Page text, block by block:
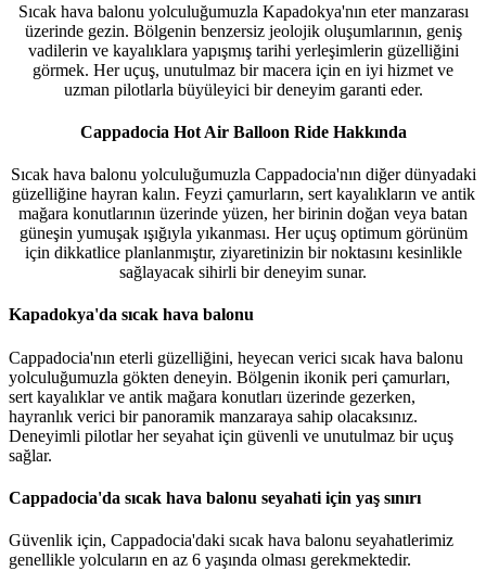
Sıcak hava balonu yolculuğumuzla Kapadokya'nın eter manzarası
üzerinde gezin. Bölgenin benzersiz jeolojik oluşumlarının, geniş
vadilerin ve kayalıklara yapışmış tarihi yerleşimlerin güzelliğini
görmek. Her uçuş, unutulmaz bir macera için en iyi hizmet ve
uzman pilotlarla büyüleyici bir deneyim garanti eder.
Cappadocia Hot Air Balloon Ride Hakkında
Sıcak hava balonu yolculuğumuzla Cappadocia'nın diğer dünyadaki
güzelliğine hayran kalın. Feyzi çamurların, sert kayalıkların ve antik
mağara konutlarının üzerinde yüzen, her birinin doğan veya batan
güneşin yumuşak ışığıyla yıkanması. Her uçuş optimum görünüm
için dikkatlice planlanmıştır, ziyaretinizin bir noktasını kesinlikle
sağlayacak sihirli bir deneyim sunar.
Kapadokya'da sıcak hava balonu
Cappadocia'nın eterli güzelliğini, heyecan verici sıcak hava balonu
yolculuğumuzla gökten deneyin. Bölgenin ikonik peri çamurları,
sert kayalıklar ve antik mağara konutları üzerinde gezerken,
hayranlık verici bir panoramik manzaraya sahip olacaksınız.
Deneyimli pilotlar her seyahat için güvenli ve unutulmaz bir uçuş
sağlar.
Cappadocia'da sıcak hava balonu seyahati için yaş sınırı
Güvenlik için, Cappadocia'daki sıcak hava balonu seyahatlerimiz
genellikle yolcuların en az 6 yaşında olması gerekmektedir.